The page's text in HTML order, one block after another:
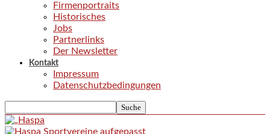
Firmenportraits
Historisches
Jobs
Partnerlinks
Der Newsletter
Kontakt
Impressum
Datenschutzbedingungen